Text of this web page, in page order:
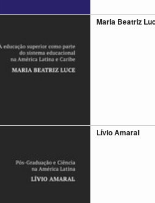
Maria Beatriz
Lívio Amaral